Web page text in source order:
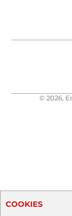
© 2026,
COOKIES